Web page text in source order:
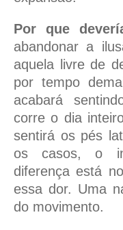
Por que
abandonar a
aquela livre de
por tempo
acabará
corre o dia
sentirá os pés
os casos, o
diferença está
essa dor. Uma
do movimento.